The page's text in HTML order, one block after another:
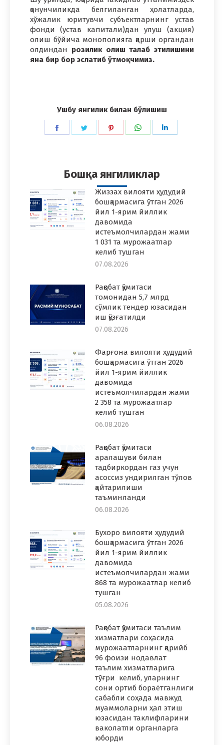
қонунчиликда белгиланган ҳолатларда,
хўжалик юритувчи субъектларнинг устав
фонди (устав капитали)дан улуш (акция)
олиш бўйича монополияга қарши органдан
олдиндан розилик олиш талаб этилишини
яна бир бор эслатиб ўтмоқчимиз.
Ушбу янгилик билан бўлишиш
Share
Share
Share
Share
Бошқа янгиликлар
Жиззах вилояти ҳудудий
бошқармасига ўтган 2026
йил 1-ярим йиллик
давомида
истеъмолчилардан жами
1 031 та мурожаатлар
келиб тушган
07.08.2026
Рақобат қўмитаси
томонидан 5,7 млрд
сўмлик тендер юзасидан
иш қўзғатилди
07.08.2026
Фарғона вилояти ҳудудий
бошқармасига ўтган 2026
йил 1-ярим йиллик
давомида
истеъмолчилардан жами
2 358 та мурожаатлар
келиб тушган
06.08.2026
Рақобат қўмитаси
аралашуви билан
тадбиркордан газ учун
асоссиз ундирилган тўлов
қайтарилиши
таъминланди
06.08.2026
Бухоро вилояти ҳудудий
бошқармасига ўтган 2026
йил 1-ярим йиллик
давомида
истеъмолчилардан жами
868 та мурожаатлар келиб
тушган
05.08.2026
Рақобат қўмитаси таълим
хизматлари соҳасида
мурожаатларнинг қарийб
96 фоизи нодавлат
таълим хизматларига
тўғри келиб, уларнинг
сони ортиб бораётганлиги
сабабли соҳада мавжуд
муаммоларни ҳал этиш
юзасидан таклифларини
ваколатли органларга
юборди